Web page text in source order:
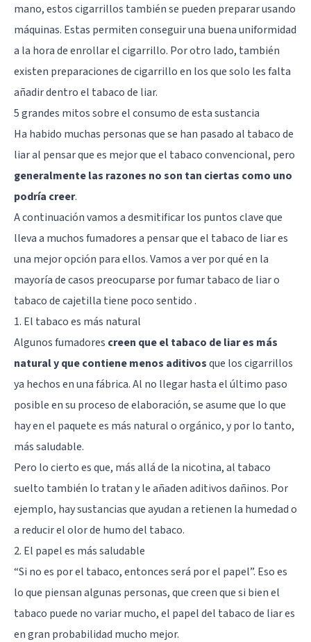
mano, estos cigarrillos también se pueden preparar usando
máquinas. Estas permiten conseguir una buena uniformidad
a la hora de enrollar el cigarrillo. Por otro lado, también
existen preparaciones de cigarrillo en los que solo les falta
añadir dentro el tabaco de liar.
5 grandes mitos sobre el consumo de esta sustancia
Ha habido muchas personas que se han pasado al tabaco de
liar al pensar que es mejor que el tabaco convencional, pero
generalmente las razones no son tan ciertas como uno
podría creer.
A continuación vamos a desmitificar los puntos clave que
lleva a muchos fumadores a pensar que el tabaco de liar es
una mejor opción para ellos. Vamos a ver por qué en la
mayoría de casos preocuparse por fumar tabaco de liar o
tabaco de cajetilla tiene poco sentido .
1. El tabaco es más natural
Algunos fumadores creen que el tabaco de liar es más
natural y que contiene menos aditivosque los cigarrillos
ya hechos en una fábrica. Al no llegar hasta el último paso
posible en su proceso de elaboración, se asume que lo que
hay en el paquete es más natural o orgánico, y por lo tanto,
más saludable.
Pero lo cierto es que, más allá de la nicotina, al tabaco
suelto también lo tratan y le añaden aditivos dañinos. Por
ejemplo, hay sustancias que ayudan a retienen la humedad o
a reducir el olor de humo del tabaco.
2. El papel es más saludable
“Si no es por el tabaco, entonces será por el papel”. Eso es
lo que piensan algunas personas, que creen que si bien el
tabaco puede no variar mucho, el papel del tabaco de liar es
en gran probabilidad mucho mejor.